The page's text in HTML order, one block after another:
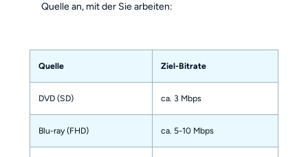
Quelle an, mit der Sie arbeiten:
Quelle Ziel-Bitrate
DVD (SD) ca. 3 Mbps
Blu-ray (FHD) ca. 5-10 Mbps